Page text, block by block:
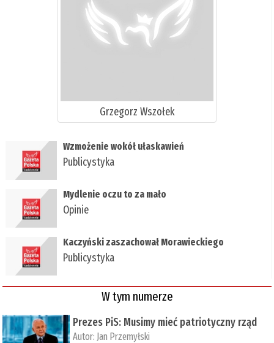
Grzegorz Wszołek
Wzmożenie wokół ułaskawień
Publicystyka
Mydlenie oczu to za mało
Opinie
Kaczyński zaszachował Morawieckiego
Publicystyka
W tym numerze
Prezes PiS: Musimy mieć patriotyczny rząd
Autor: Jan Przemyłski